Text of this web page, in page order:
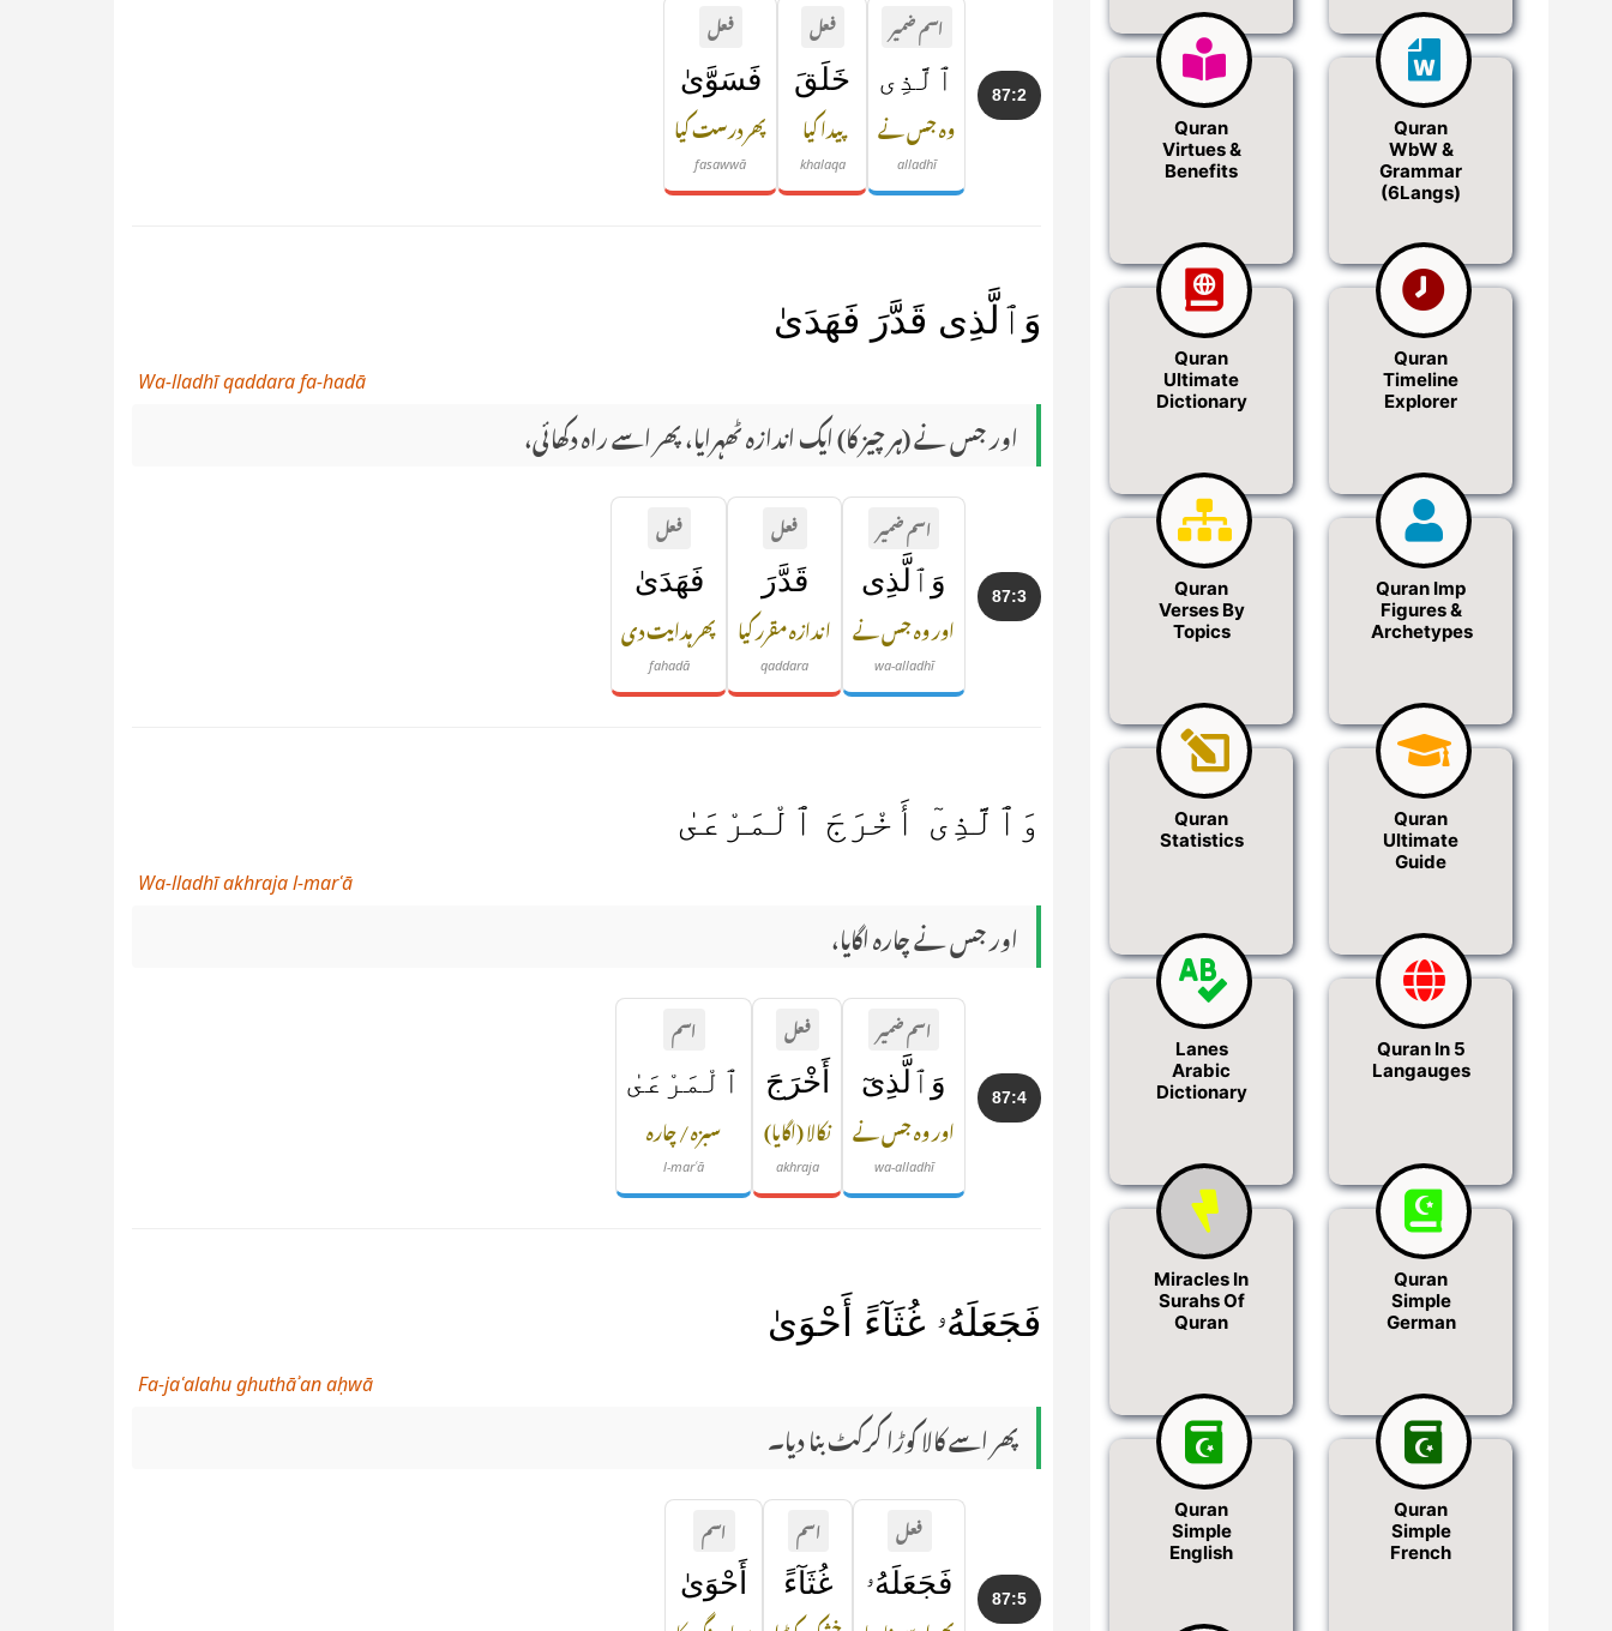
87:2
اسم ضمیر
ٱلَّذِى
وہ جس نے
alladhī
فعل
خَلَقَ
پیدا کیا
khalaqa
فعل
فَسَوَّىٰ
پھر درست کیا
fasawwā
وَٱلَّذِى قَدَّرَ فَهَدَىٰ
Wa-lladhī qaddara fa-hadā
اور جس نے (ہر چیز کا) ایک اندازہ ٹھہرایا، پھر اسے راہ دکھائی،
87:3
اسم ضمیر
وَٱلَّذِى
اور وہ جس نے
wa-alladhī
فعل
قَدَّرَ
اندازہ مقرر کیا
qaddara
فعل
فَهَدَىٰ
پھر ہدایت دی
fahadā
وَٱلَّذِىٓ أَخْرَجَ ٱلْمَرْعَىٰ
Wa-lladhī akhraja l-marʿā
اور جس نے چارہ اگایا،
87:4
اسم ضمیر
وَٱلَّذِىٓ
اور وہ جس نے
wa-alladhī
فعل
أَخْرَجَ
نکالا (اگایا)
akhraja
اسم
ٱلْمَرْعَىٰ
سبزہ / چارہ
l-marʿā
فَجَعَلَهُۥ غُثَآءً أَحْوَىٰ
Fa-jaʿalahu ghuthāʾan aḥwā
پھر اسے کالا کوڑا کرکٹ بنا دیا۔
87:5
فعل
فَجَعَلَهُۥ
اسم
غُثَآءً
اسم
أَحْوَىٰ
Quran
Virtues &
Benefits
Quran
WbW &
Grammar
(6Langs)
Quran
Ultimate
Dictionary
Quran
Timeline
Explorer
Quran
Verses By
Topics
Quran Imp
Figures &
Archetypes
Quran
Statistics
Quran
Ultimate
Guide
Lanes
Arabic
Dictionary
Quran In 5
Langauges
Miracles In
Surahs Of
Quran
Quran
Simple
German
Quran
Simple
English
Quran
Simple
French